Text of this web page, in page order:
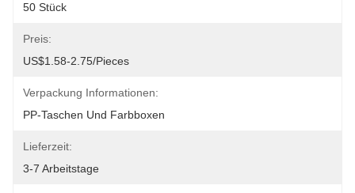
50 Stück
Preis:
US$1.58-2.75/pieces
Verpackung Informationen:
PP-Taschen Und Farbboxen
Lieferzeit:
3-7 Arbeitstage